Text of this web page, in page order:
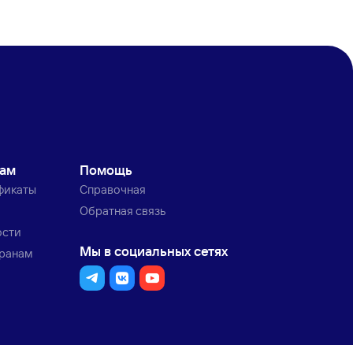
Помощь
Справочная
Обратная связь
Мы в социальных сетях